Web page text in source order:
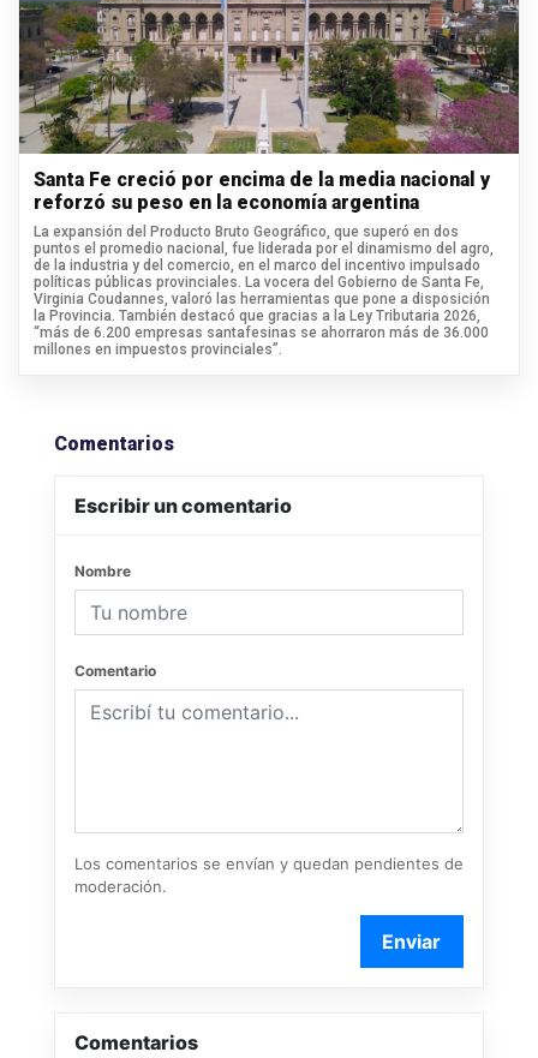
Santa Fe creció por encima de la media nacional y
reforzó su peso en la economía argentina
La expansión del Producto Bruto Geográfico, que superó en dos
puntos el promedio nacional, fue liderada por el dinamismo del agro,
de la industria y del comercio, en el marco del incentivo impulsado
políticas públicas provinciales. La vocera del Gobierno de Santa Fe,
Virginia Coudannes, valoró las herramientas que pone a disposición
la Provincia. También destacó que gracias a la Ley Tributaria 2026,
“más de 6.200 empresas santafesinas se ahorraron más de 36.000
millones en impuestos provinciales”.
Comentarios
Escribir un comentario
Nombre
Comentario
Los comentarios se envían y quedan pendientes de
moderación.
Enviar
Comentarios